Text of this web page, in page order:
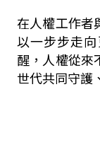
在人權工作者
以一步步走
醒，人權從來
世代共同守護